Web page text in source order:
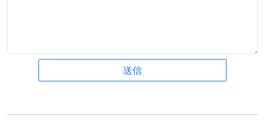
送信